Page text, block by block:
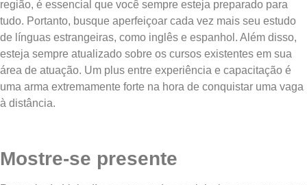
região, é essencial que você sempre esteja preparado para
tudo. Portanto, busque aperfeiçoar cada vez mais seu estudo
de línguas estrangeiras, como inglês e espanhol. Além disso,
esteja sempre atualizado sobre os cursos existentes em sua
área de atuação. Um plus entre experiência e capacitação é
uma arma extremamente forte na hora de conquistar uma vaga
à distância.
Mostre-se presente